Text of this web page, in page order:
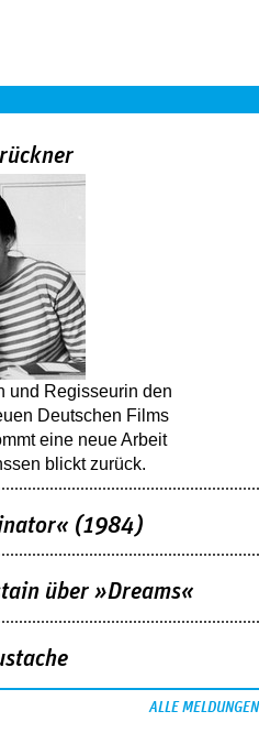
und Regisseurin den
Deutschen Films
eine neue Arbeit
blickt zurück.
(1984)
über »Dreams«
ALLE MELDUNGEN